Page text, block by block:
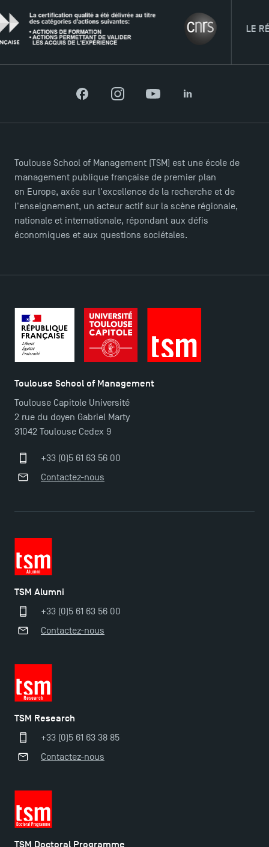
TSM Éducation
TSM-Research
TSM Doctoral Programme
Ouverture des candidatures pour le Doctoral
Programme et le Master Finance en décembre
2025 !
LE RÉSEAU
FacebookInstagramYouTubeLinkedIn
Toulouse School of Management (TSM) est une école de
management publique française de premier plan
en Europe, axée sur l'excellence de la recherche et de
l'enseignement, un acteur actif sur la scène régionale,
nationale et internationale, répondant aux défis
économiques et aux questions sociétales.
Toulouse School of Management
Toulouse Capitole Université
2 rue du doyen Gabriel Marty
31042 Toulouse Cedex 9
+33 (0)5 61 63 56 00
Contactez-nous
TSM Alumni
+33 (0)5 61 63 56 00
Contactez-nous
TSM Research
+33 (0)5 61 63 38 85
Contactez-nous
TSM Doctoral Programme